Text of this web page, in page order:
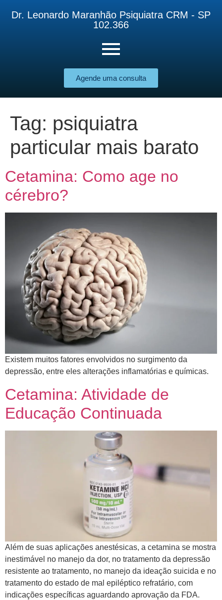
Dr. Leonardo Maranhão Psiquiatra CRM - SP
102.366
Agende uma consulta
Tag: psiquiatra
particular mais barato
Cetamina: Como age no
cérebro?
​Existem muitos fatores envolvidos no surgimento da
depressão, entre eles alterações inflamatórias e químicas.
Cetamina: Atividade de
Educação Continuada
Além de suas aplicações anestésicas, a cetamina se mostra
inestimável no manejo da dor, no tratamento da depressão
resistente ao tratamento, no manejo da ideação suicida e no
tratamento do estado de mal epiléptico refratário, com
indicações específicas aguardando aprovação da FDA.